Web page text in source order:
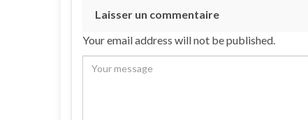
Laisser un commentaire
Your email address will not be published.